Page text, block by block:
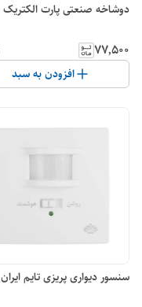
دوشاخه صنعتی پارت الکتریک
۷۷٬۵۰۰
افزودن به سبد
سنسور دیواری پریزی تایم ایران